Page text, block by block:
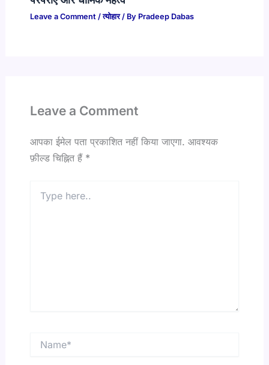
Leave a Comment /त्योहार/ By Pradeep Dabas
Leave a Comment
आपका ईमेल पता प्रकाशित नहीं किया जाएगा. आवश्यक
फ़ील्ड चिह्नित हैं *
here..